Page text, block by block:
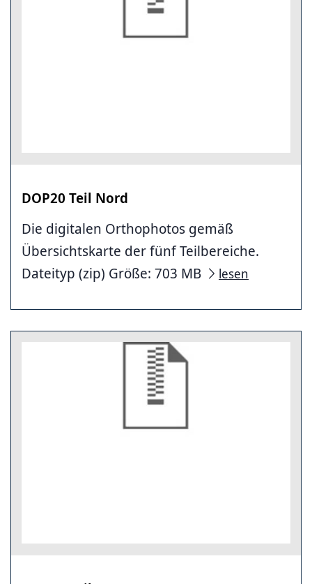
DOP20 Teil Nord
Die digitalen Orthophotos gemäß
Übersichtskarte der fünf Teilbereiche.
Dateityp (zip) Größe: 703 MB
lesen